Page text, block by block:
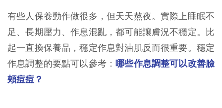
有些人保養動作做很多，但天天熬夜。實際上睡眠不
足、長期壓力、作息混亂，都可能讓膚況不穩定。比
起一直換保養品，穩定作息對油肌反而很重要。穩定
作息調整的要點可以參考：哪些作息調整可以改善臉
頰痘痘？